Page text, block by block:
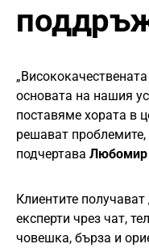
основата на нашия
поставяме хората в
решават проблемите,
подчертава Любомир
Клиентите
експерти чрез чат,
човешка, бърза и